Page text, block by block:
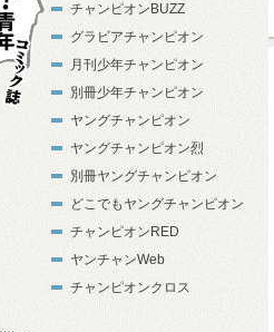
チャンピオンBUZZ
グラビアチャンピオン
月刊少年チャンピオン
別冊少年チャンピオン
ヤングチャンピオン
ヤングチャンピオン烈
別冊ヤングチャンピオン
どこでもヤングチャンピオン
チャンピオンRED
ヤンチャンWeb
チャンピオンクロス